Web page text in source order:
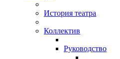
История театра
Коллектив
Руководство